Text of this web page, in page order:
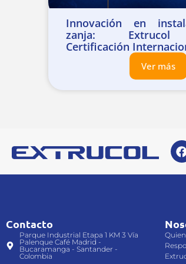
Innovación en
zanja: Extrucol
Certificación
Ver más
Contacto
Parque Industrial Etapa 1 KM 3 Vía
Palenque Café Madrid -
Bucaramanga - Santander -
Colombia